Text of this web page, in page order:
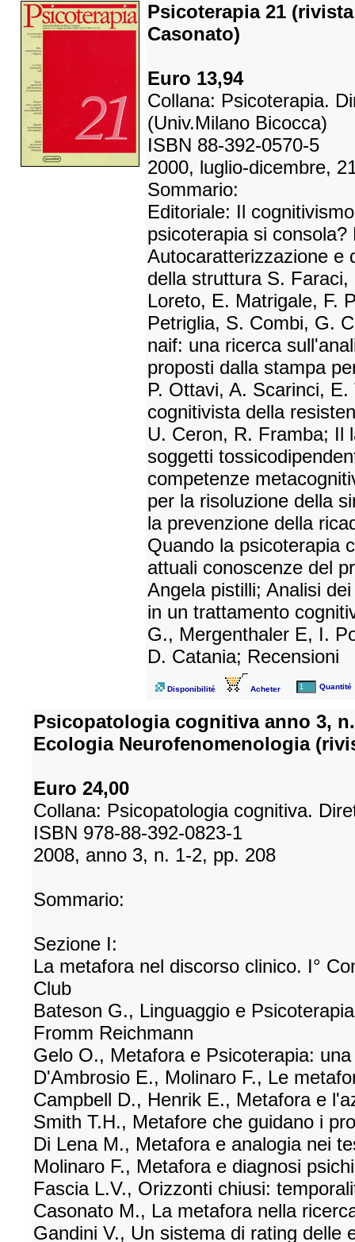
Psicoterapia 21
Casonato)
Euro 13,94
Collana: Psicoterapia.
(Univ.Milano Bicocca)
ISBN 88-392-0570-5
2000, luglio-dicembre,
Sommario:
Editoriale: Il
psicoterapia si
Autocaratterizzazione e
della struttura S.
Loreto, E. Matrigale, F.
Petriglia, S. Combi, G.
naif: una ricerca
proposti dalla stampa
P. Ottavi, A. Scarinci,
cognitivista della
U. Ceron, R. Framba; Il
soggetti
competenze
per la risoluzione della
la prevenzione della
Quando la psicoterapia
attuali conoscenze del
Angela pistilli; Analisi
in un trattamento
G., Mergenthaler E, I.
D. Catania; Recensioni
Disponibilité Acheter Quantité
Psicopatologia cognitiva anno 3,
Ecologia Neurofenomenologia
Euro 24,00
Collana: Psicopatologia cognitiva.
ISBN 978-88-392-0823-1
2008, anno 3, n. 1-2, pp. 208
Sommario:
Sezione I:
La metafora nel discorso clinico. I°
Club
Bateson G., Linguaggio e
Fromm Reichmann
Gelo O., Metafora e Psicoterapia:
D'Ambrosio E., Molinaro F., Le
Campbell D., Henrik E., Metafora e
Smith T.H., Metafore che guidano i
Di Lena M., Metafora e analogia nei
Molinaro F., Metafora e diagnosi
Fascia L.V., Orizzonti chiusi:
Casonato M., La metafora nella
Gandini V., Un sistema di rating delle